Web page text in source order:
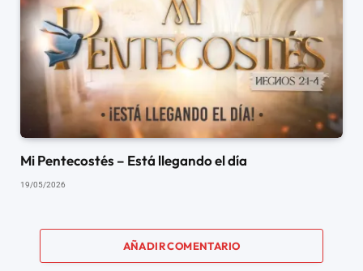
Mi Pentecostés – Está llegando el día
19/05/2026
AÑADIR COMENTARIO